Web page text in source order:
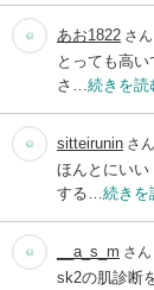
あお1822 さん
とっても高
さ… 続きを読
sitteirunin さん
ほんとにいい
する… 続きを
__a_s_m さん
sk2の肌診断